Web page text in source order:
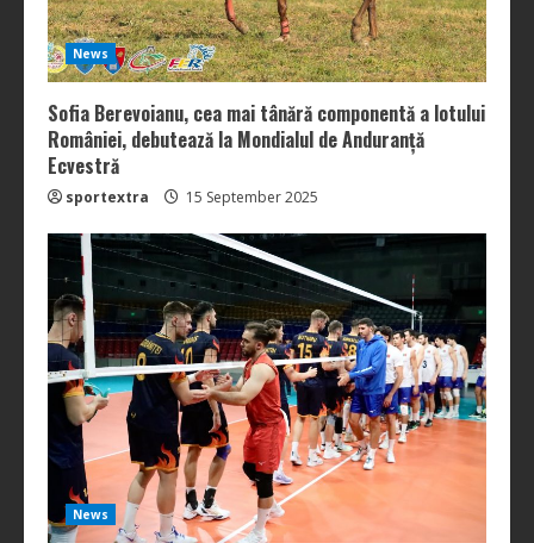
News
Sofia Berevoianu, cea mai tânără componentă a lotului
României, debutează la Mondialul de Anduranță
Ecvestră
sportextra 15 September 2025
News